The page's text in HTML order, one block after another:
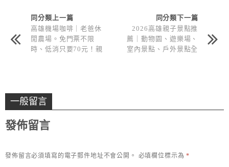
同分類上一篇
高雄機場咖啡｜老爸休
閒農場。免門票不限
時、低消只要70元！親
同分類下一篇
2026高雄親子景點推
薦｜動物園、遊樂場、
室內景點、戶外景點全
一般留言
發佈留言
發佈留言必須填寫的電子郵件地址不會公開。 必填欄位標示為*